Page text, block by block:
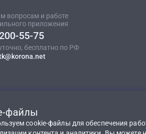
вопросам и работе
приложения
55-75
бесплатно по РФ
файлы
cookie-файлы для обеспечения